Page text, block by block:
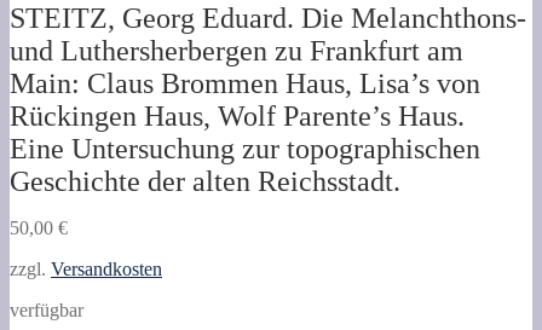
STEITZ, Georg Eduard. Die Melanchthons-
und Luthersherbergen zu Frankfurt am
Main: Claus Brommen Haus, Lisa’s von
Rückingen Haus, Wolf Parente’s Haus.
Eine Untersuchung zur topographischen
Geschichte der alten Reichsstadt.
50,00 €
zzgl. Versandkosten
verfügbar